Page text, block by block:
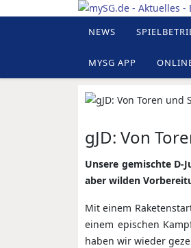
NEWS
MYSG APP
gJD: Von
Unsere gemischte D-
aber wilden
Mit einem
einem epischen
haben wir wieder